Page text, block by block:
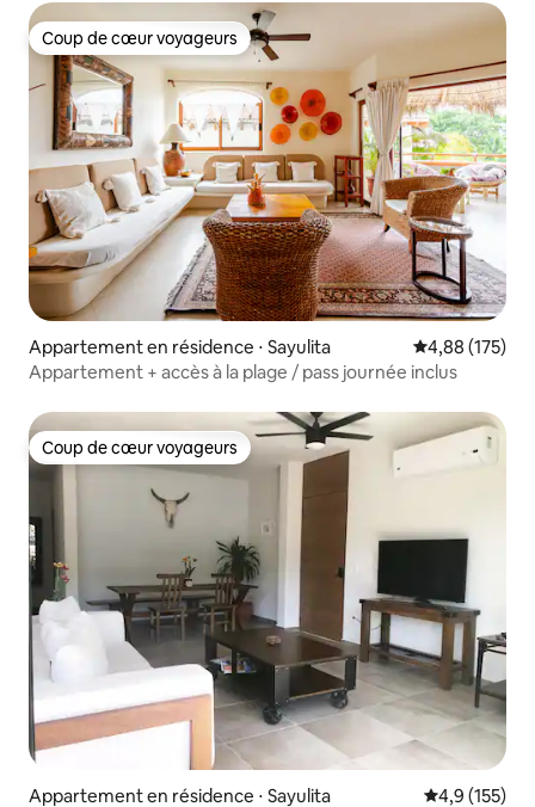
Coup de cœur voyageurs
Coup de cœur voyageurs
Appartement en résidence ⋅ Sayulita Évaluation
4,88 (175)
Appartement + accès à la plage / pass journée inclus
Coup de cœur voyageurs
Coup de cœur voyageurs
Appartement en résidence ⋅ Sayulita Évaluation
4,9 (155)